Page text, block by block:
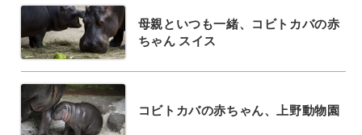
母親といつも一緒、コビトカバの赤
ちゃん スイス
コビトカバの赤ちゃん、上野動物園